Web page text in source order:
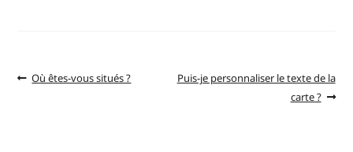
Où êtes-vous situés ?
Puis-je personnaliser le texte de la
carte ?